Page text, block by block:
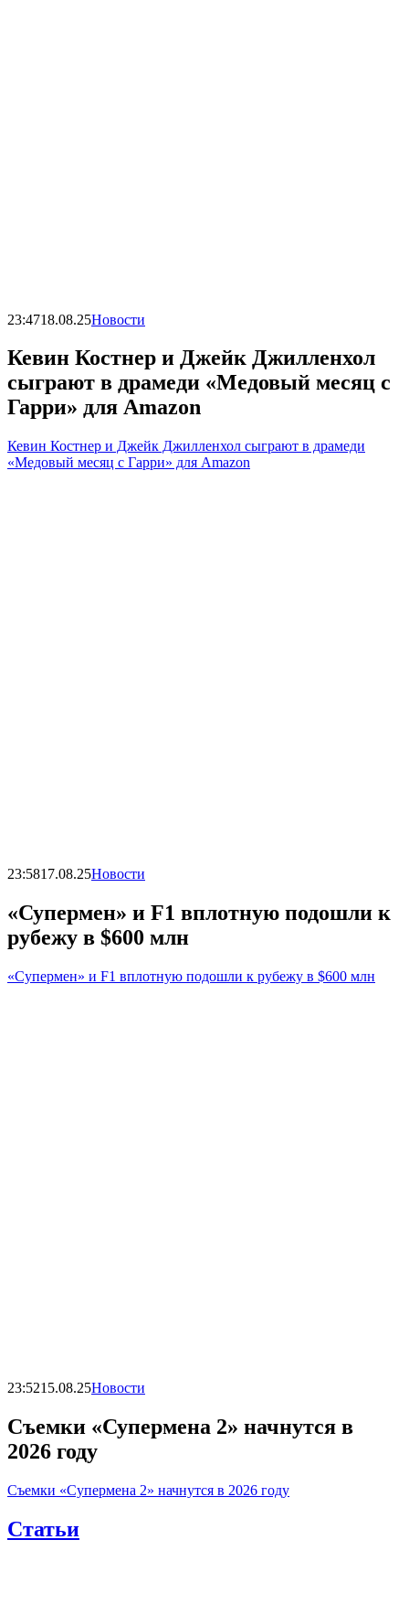
23:4718.08.25Новости
Кевин Костнер и Джейк Джилленхол
сыграют в драмеди «Медовый месяц с
Гарри» для Amazon
Кевин Костнер и Джейк Джилленхол сыграют в драмеди
«Медовый месяц с Гарри» для Amazon
23:5817.08.25Новости
«Супермен» и F1 вплотную подошли к
рубежу в $600 млн
«Супермен» и F1 вплотную подошли к рубежу в $600 млн
23:5215.08.25Новости
Съемки «Супермена 2» начнутся в
2026 году
Съемки «Супермена 2» начнутся в 2026 году
Статьи